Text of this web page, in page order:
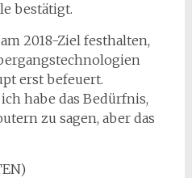
bestätigt.
2018-Ziel festhalten,
erst befeuert.
habe das Bedürfnis,
zu sagen, aber das